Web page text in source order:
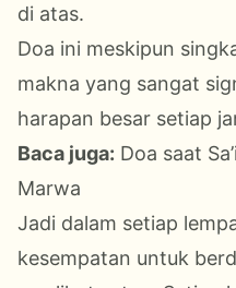
di atas.
Doa ini meskipun
makna yang sangat
harapan besar setiap
Baca juga: Doa saat
Marwa
Jadi dalam setiap
kesempatan untuk